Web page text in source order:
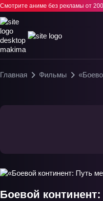
Смотрите аниме без рекламы от
Главная Фильмы
Боевой